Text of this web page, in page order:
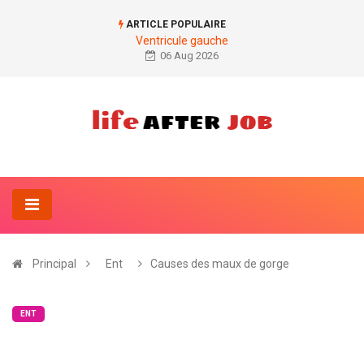
ARTICLE POPULAIRE
Ventricule gauche
06 Aug 2026
Principal Ent Causes des maux de gorge
ENT